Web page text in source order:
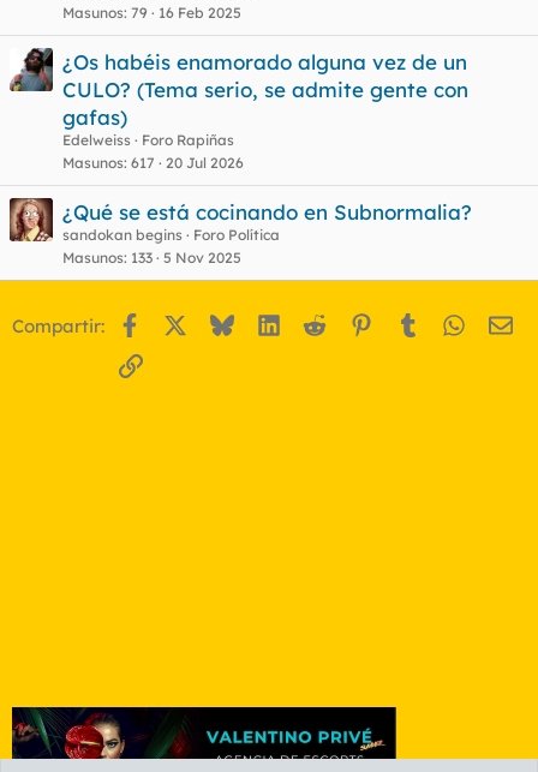
Masunos 79 16 Feb 2025
¿Os habéis enamorado alguna vez de un
CULO? (Tema serio, se admite gente con
gafas)
Edelweiss
Foro Rapiñas
Masunos 617 20 Jul 2026
¿Qué se está cocinando en Subnormalia?
sandokan begins
Foro Política
Masunos 133 5 Nov 2025
Compartir: Facebook BlueskyLinkedIn
Reddit Pinterest
Tumblr
Enlace